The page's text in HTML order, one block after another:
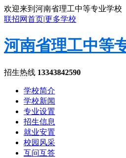
欢迎来到河南省理工中等专业学校
联招网首页|更多学校
河南省理工中等
招生热线 13343842590
学校简介
学校新闻
专业设置
招生信息
就业安置
校园风采
互问互答